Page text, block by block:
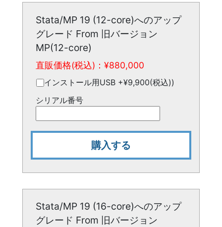
Stata/MP 19 (12-core)へのアップ
グレード From 旧バージョン
MP(12-core)
直販価格(税込)：¥880,000
インストール用USB +¥9,900(税込))
シリアル番号
購入する
Stata/MP 19 (16-core)へのアップ
グレード From 旧バージョン